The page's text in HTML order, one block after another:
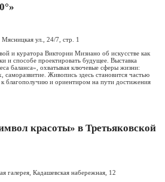
ул., 24/7, стр. 1
и куратора Виктории Мизиано об искусстве как
и способе проектировать будущее. Выставка
баланса», охватывая ключевые сферы жизни:
Живопись здесь становится частью
благополучию и ориентиром на пути достижения
красоты» в Третьяковской
галерея, Кадашевская набережная, 12